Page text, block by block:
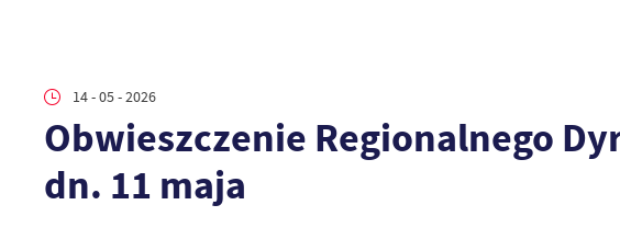
14 - 05 - 2026
Obwieszczenie Regionalnego
dn. 11 maja